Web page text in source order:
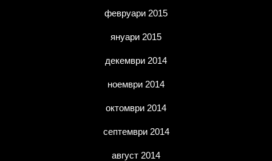
февруари 2015
януари 2015
декември 2014
ноември 2014
октомври 2014
септември 2014
август 2014